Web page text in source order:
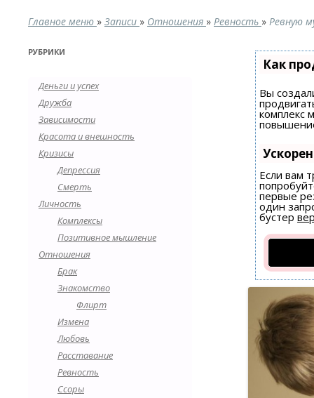
Главное меню » Записи » Отношения » Ревность » Ревную
РУБРИКИ
Деньги и успех
Дружба
Зависимости
Красота и внешность
Кризисы
Депрессия
Смерть
Личность
Комплексы
Позитивное мышление
Отношения
Брак
Знакомство
Флирт
Измена
Любовь
Расставание
Ревность
Ссоры
Как
Вы
комплекс
Если вам
первые
один
бустер